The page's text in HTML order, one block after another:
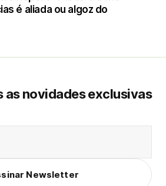
é aliada ou algoz do
as novidades exclusivas
Newsletter